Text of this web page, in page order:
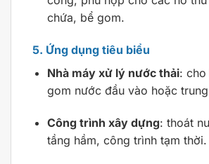
chứa, bể gom.
5. Ứng dụng tiêu biểu
Nhà máy xử lý nước thải: cho
gom nước đầu vào hoặc
Công trình xây dựng: thoát
tầng hầm, công trình tạm thời.